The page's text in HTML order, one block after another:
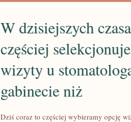
W dzisiejszych
częściej
wizyty u
gabinecie niż
Dziś coraz to częściej wybieramy opcję